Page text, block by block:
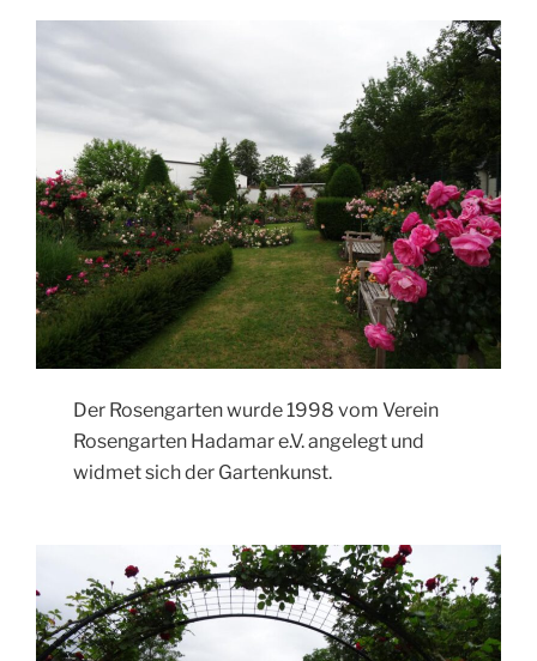
Der Rosengarten wurde 1998 vom Verein
Rosengarten Hadamar e.V. angelegt und
widmet sich der Gartenkunst.